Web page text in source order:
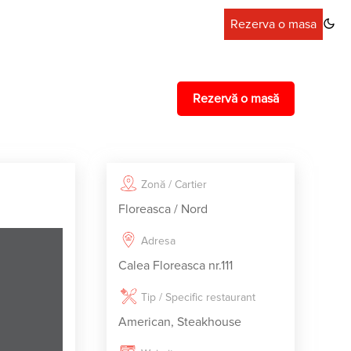
Rezerva o masa
Rezervă o masă
Zonă / Cartier
Floreasca / Nord
Adresa
Calea Floreasca nr.111
Tip / Specific restaurant
American, Steakhouse